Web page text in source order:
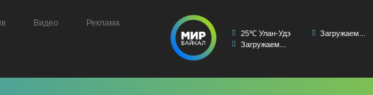
Видео Реклама
25℃ Улан-Удэ
Загружаем...
Загружаем...